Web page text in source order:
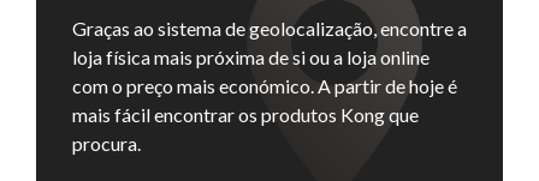
Graças ao sistema de geolocalização, encontre a
loja física mais próxima de si ou a loja online
com o preço mais económico. A partir de hoje é
mais fácil encontrar os produtos Kong que
procura.